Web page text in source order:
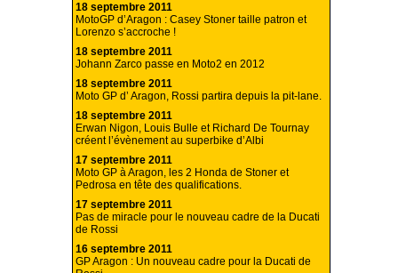
18 septembre 2011
MotoGP d’Aragon : Casey Stoner taille patron et
Lorenzo s’accroche !
18 septembre 2011
Johann Zarco passe en Moto2 en 2012
18 septembre 2011
Moto GP d’ Aragon, Rossi partira depuis la pit-lane.
18 septembre 2011
Erwan Nigon, Louis Bulle et Richard De Tournay
créent l’évènement au superbike d’Albi
17 septembre 2011
Moto GP à Aragon, les 2 Honda de Stoner et
Pedrosa en tête des qualifications.
17 septembre 2011
Pas de miracle pour le nouveau cadre de la Ducati
de Rossi
16 septembre 2011
GP Aragon : Un nouveau cadre pour la Ducati de